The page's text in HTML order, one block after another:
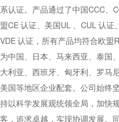
系认证。产品通过了中国CCC、
盟CE 认证、美国UL 、CUL 认证
VDE 认证，所有产品均符合欧盟
为中国、日本、马来西亚、泰国
大利亚、西班牙、匈牙利、罗马尼
美国等地区企业配套。公司始终
持以科学发展观统领全局，加快
客，追求卓越，实现协调发展。